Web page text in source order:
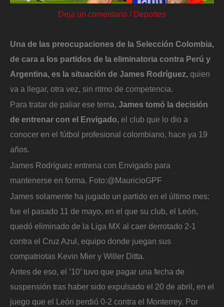
Deja un comentario / Deportes
Una de las preocupaciones de la Selección Colombia,
de cara a los partidos de la eliminatoria contra Perú y
Argentina, es la situación de James Rodríguez, quien
va a llegar, otra vez, sin ritmo de competencia.
Para tratar de paliar ese tema, James tomó la decisión
de entrenar con el Envigado, el club que lo dio a
conocer en el fútbol profesional colombiano, hace ya 19
años.
James Rodríguez entrena con Envigado para
mantenerse en forma. Foto:@MauricioGPF
James solamente ha jugado un partido en el último mes:
fue el pasado 11 de mayo, en el que su club, el León,
quedó eliminado de la Liga MX al caer derrotado 2-1
contra el Cruz Azul, equipo donde juegan sus
compatriotas Kevin Mier y Willer Ditta.
Antes de eso, el ’10’ tuvo que pagar una fecha de
suspensión tras haber sido expulsado el 20 de abril, en el
juego que el León perdió 0-2 contra el Monterrey. Por